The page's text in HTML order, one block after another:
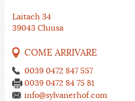
Laitach 34
39043 Chiusa
COME ARRIVARE
0039 0472 847 557
0039 0472 84 75 81
info@sylvanerhof.com